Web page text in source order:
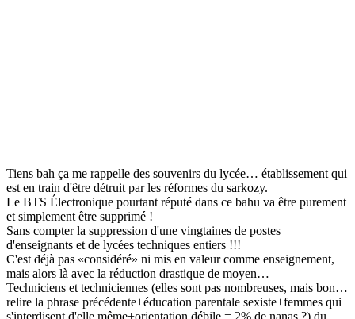
Tiens bah ça me rappelle des souvenirs du lycée… établissement qui
est en train d'être détruit par les réformes du sarkozy.
Le BTS Électronique pourtant réputé dans ce bahu va être purement
et simplement être supprimé !
Sans compter la suppression d'une vingtaines de postes
d'enseignants et de lycées techniques entiers !!!
C'est déjà pas «considéré» ni mis en valeur comme enseignement,
mais alors là avec la réduction drastique de moyen…
Techniciens et techniciennes (elles sont pas nombreuses, mais bon…
relire la phrase précédente+éducation parentale sexiste+femmes qui